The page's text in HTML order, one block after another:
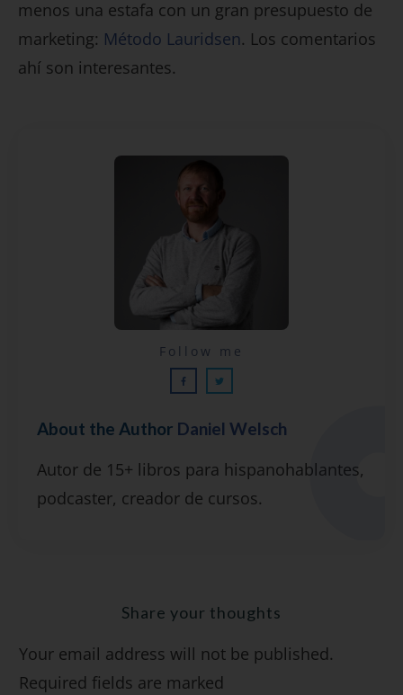
menos una estafa con un gran presupuesto de
marketing: Método Lauridsen. Los comentarios
ahí son interesantes.
Lecciones por email...
Suscríbete y recibirás 2 o 3 lecciones
gratuitas por semana, además de la guía
"7 errores comunes al hablar inglés (y
SÍ, QUIERO
About the Author Daniel Welsch
Autor de 15+ libros para hispanohablantes,
podcaster, creador de cursos.
Follow me
Share your thoughts
Your email address will not be published.
Required fields are marked